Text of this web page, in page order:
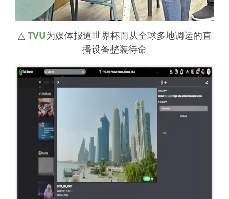
△ TVU为媒体报道世界杯而从全球多地调运的直
播设备整装待命